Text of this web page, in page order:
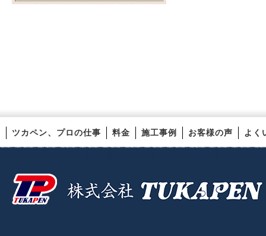
ツカペン、プロの仕事 料金 施工事例 お客様の声 よく